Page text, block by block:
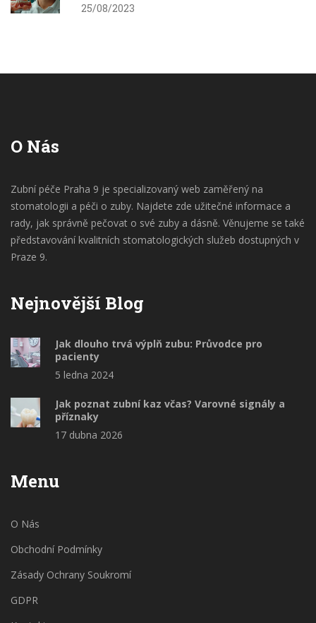
25/08/2023
O Nás
Zubní péče Praha 9 je specializovaný web zaměřený na
stomatologii a péči o zuby. Najdete zde užitečné informace a
rady, jak správně pečovat o své zuby a dásně. Věnujeme se také
představování kvalitních stomatologických služeb dostupných v
Praze 9.
Nejnovější Blog
Jak dlouho trvá výplň zubu: Průvodce pro
pacienty
5 ledna 2024
Jak poznat zubní kaz včas? Varovné signály a
příznaky
17 dubna 2026
Menu
O Nás
Obchodní Podmínky
Zásady Ochrany Soukromí
GDPR